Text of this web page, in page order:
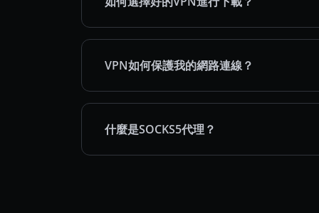
VPN如何保護我的網路連線？
什麼是SOCKS5代理？